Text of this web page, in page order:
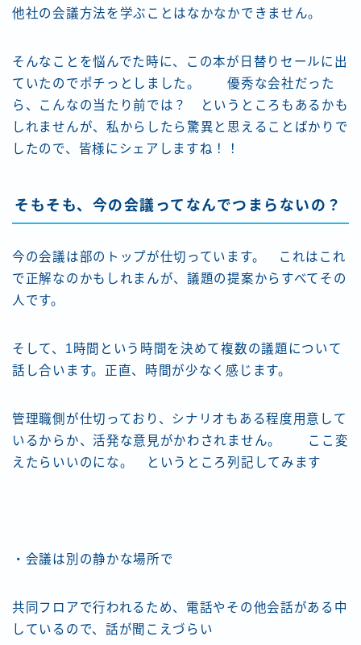
他社の会議方法を学ぶことはなかなかできません。
そんなことを悩んでた時に、この本が日替りセールに出
ていたのでポチっとしました。 優秀な会社だった
ら、こんなの当たり前では？ というところもあるかも
しれませんが、私からしたら驚異と思えることばかりで
したので、皆様にシェアしますね！！
そもそも、今の会議ってなんでつまらないの？
今の会議は部のトップが仕切っています。 これはこれ
で正解なのかもしれまんが、議題の提案からすべてその
人です。
そして、1時間という時間を決めて複数の議題について
話し合います。正直、時間が少なく感じます。
管理職側が仕切っており、シナリオもある程度用意して
いるからか、活発な意見がかわされません。 ここ変
えたらいいのにな。 というところ列記してみます
・会議は別の静かな場所で
共同フロアで行われるため、電話やその他会話がある中
しているので、話が聞こえづらい